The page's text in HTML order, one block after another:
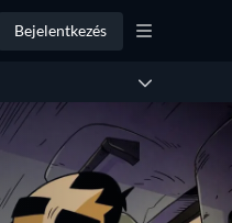
Bejelentkezés